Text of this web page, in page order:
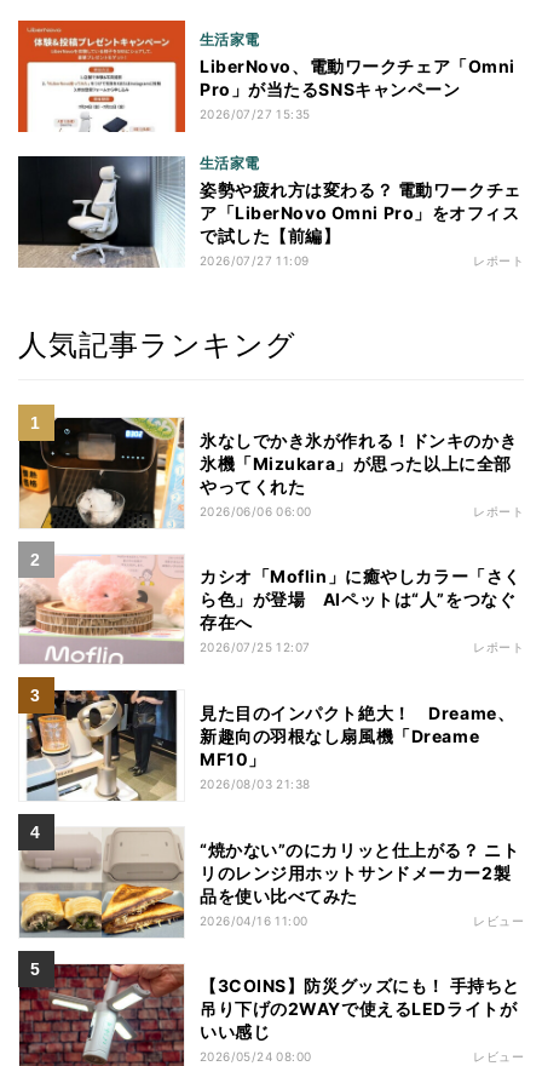
生活家電
LiberNovo、電動ワークチェア「Omni
Pro」が当たるSNSキャンペーン
2026/07/27 15:35
生活家電
姿勢や疲れ方は変わる？ 電動ワークチェ
ア「LiberNovo Omni Pro」をオフィス
で試した【前編】
2026/07/27 11:09 レポート
人気記事ランキング
氷なしでかき氷が作れる！ドンキのかき
氷機「Mizukara」が思った以上に全部
やってくれた
2026/06/06 06:00 レポート
カシオ「Moflin」に癒やしカラー「さく
ら色」が登場 AIペットは“人”をつなぐ
存在へ
2026/07/25 12:07 レポート
見た目のインパクト絶大！ Dreame、
新趣向の羽根なし扇風機「Dreame
MF10」
2026/08/03 21:38
“焼かない”のにカリッと仕上がる？ ニト
リのレンジ用ホットサンドメーカー2製
品を使い比べてみた
2026/04/16 11:00 レビュー
【3COINS】防災グッズにも！ 手持ちと
吊り下げの2WAYで使えるLEDライトが
いい感じ
2026/05/24 08:00 レビュー